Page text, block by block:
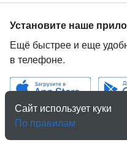
Установите наше
Ещё быстрее и еще
в телефоне.
Сайт использует куки
По правилам